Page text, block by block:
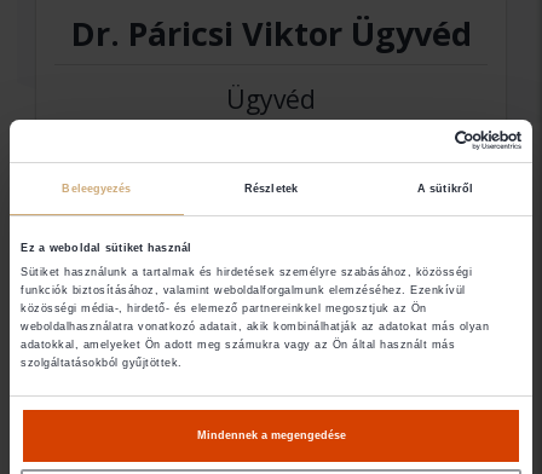
Beleegyezés Részletek A sütikről
Ez a weboldal sütiket használ
Sütiket használunk a tartalmak és hirdetések személyre szabásához, közösségi
funkciók biztosításához, valamint weboldalforgalmunk elemzéséhez. Ezenkívül
közösségi média-, hirdető- és elemező partnereinkkel megosztjuk az Ön
weboldalhasználatra vonatkozó adatait, akik kombinálhatják az adatokat más olyan
adatokkal, amelyeket Ön adott meg számukra vagy az Ön által használt más
szolgáltatásokból gyűjtöttek.
Mindennek a megengedése
Dr. Páricsi Viktor Ügyvéd
Ügyvéd
Elérhetőségek
3525 Miskolc
Amennyiben nem találja a keresett ügyvéd
elérhetőségét (email, telefon), abban az esetben
nem Ügyvédbróker partner. Közvetlen